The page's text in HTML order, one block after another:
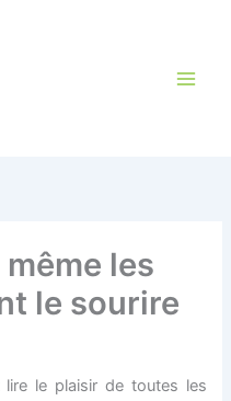
les
le sourire
le plaisir de toutes les